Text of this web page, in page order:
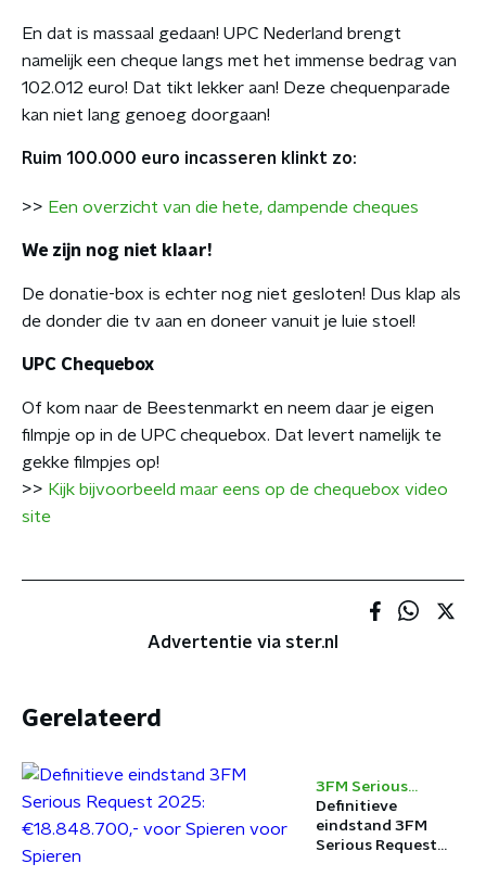
En dat is massaal gedaan! UPC Nederland brengt
namelijk een cheque langs met het immense bedrag van
102.012 euro! Dat tikt lekker aan! Deze chequenparade
kan niet lang genoeg doorgaan!
Ruim 100.000 euro incasseren klinkt zo:
>> Een overzicht van die hete, dampende cheques
We zijn nog niet klaar!
De donatie-box is echter nog niet gesloten! Dus klap als
de donder die tv aan en doneer vanuit je luie stoel!
UPC Chequebox
Of kom naar de Beestenmarkt en neem daar je eigen
filmpje op in de UPC chequebox. Dat levert namelijk te
gekke filmpjes op!
>> Kijk bijvoorbeeld maar eens op de chequebox video
site
Advertentie via ster.nl
Gerelateerd
3FM Serious
Request
Definitieve
eindstand 3FM
Serious Request